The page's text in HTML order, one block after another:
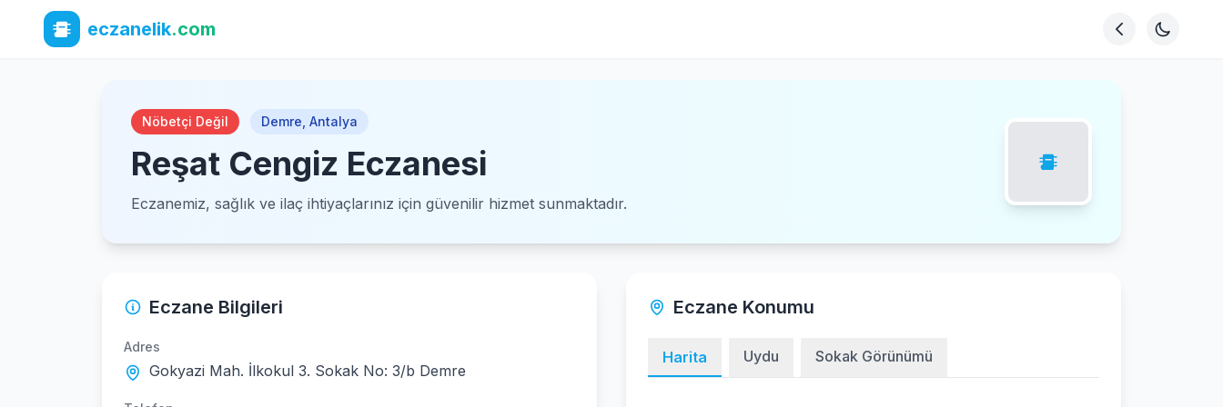
eczanelik.com
Nöbetçi Değil Demre Antalya
Reşat Cengiz Eczanesi
Eczanemiz, sağlık ve ilaç ihtiyaçlarınız için güvenilir hizmet sunmaktadır.
Eczane Bilgileri
Adres
Gokyazi Mah. İlkokul 3. Sokak No: 3/b Demre
Eczane Konumu
Harita Uydu Sokak Görünümü